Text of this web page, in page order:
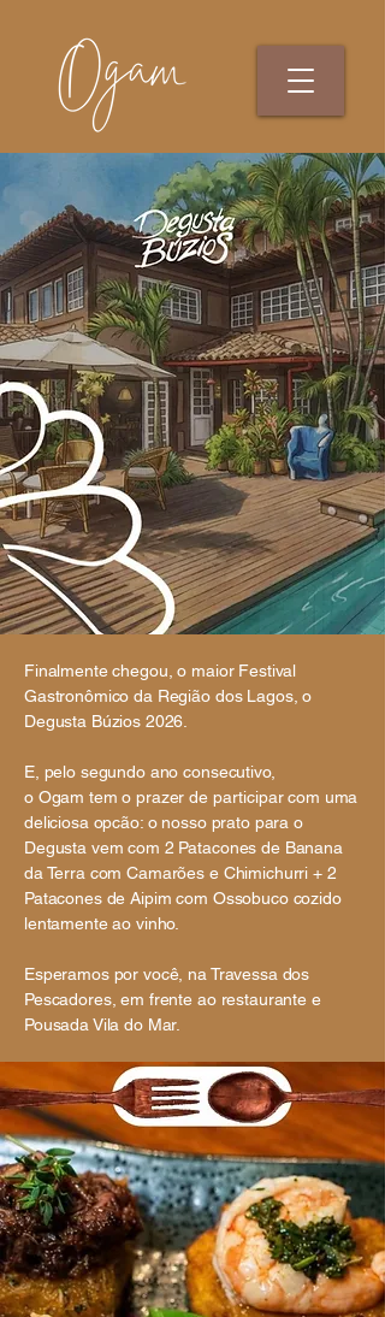
Finalmente chegou, o maior Festival
Gastronômico da Região dos Lagos, o
Degusta Búzios 2026.
E, pelo segundo ano consecutivo,
o Ogam tem o prazer de participar com uma
deliciosa opcão: o nosso prato para o
Degusta vem com 2 Patacones de Banana
da Terra com Camarões e Chimichurri + 2
Patacones de Aipim com Ossobuco cozido
lentamente ao vinho.
Esperamos por você, na Travessa dos
Pescadores, em frente ao restaurante e
Pousada Vila do Mar.